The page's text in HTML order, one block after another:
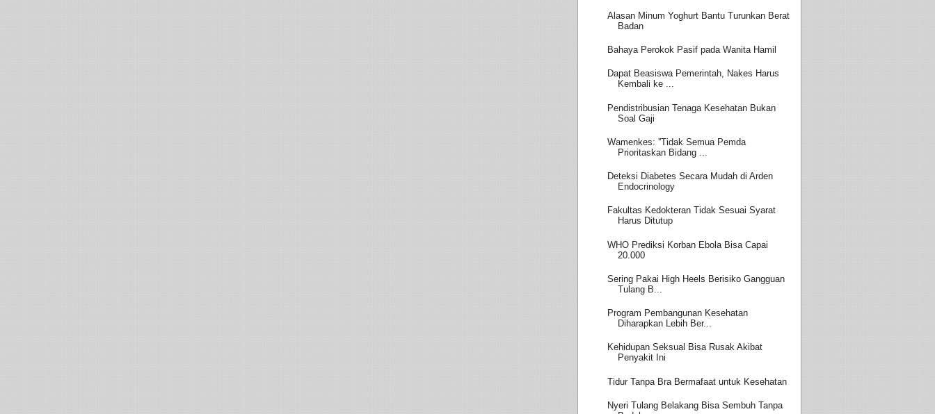
Alasan Minum Yoghurt Bantu Turunkan Berat
Badan
Bahaya Perokok Pasif pada Wanita Hamil
Dapat Beasiswa Pemerintah, Nakes Harus
Kembali ke ...
Pendistribusian Tenaga Kesehatan Bukan
Soal Gaji
Wamenkes: ''Tidak Semua Pemda
Prioritaskan Bidang ...
Deteksi Diabetes Secara Mudah di Arden
Endocrinology
Fakultas Kedokteran Tidak Sesuai Syarat
Harus Ditutup
WHO Prediksi Korban Ebola Bisa Capai
20.000
Sering Pakai High Heels Berisiko Gangguan
Tulang B...
Program Pembangunan Kesehatan
Diharapkan Lebih Ber...
Kehidupan Seksual Bisa Rusak Akibat
Penyakit Ini
Tidur Tanpa Bra Bermafaat untuk Kesehatan
Nyeri Tulang Belakang Bisa Sembuh Tanpa